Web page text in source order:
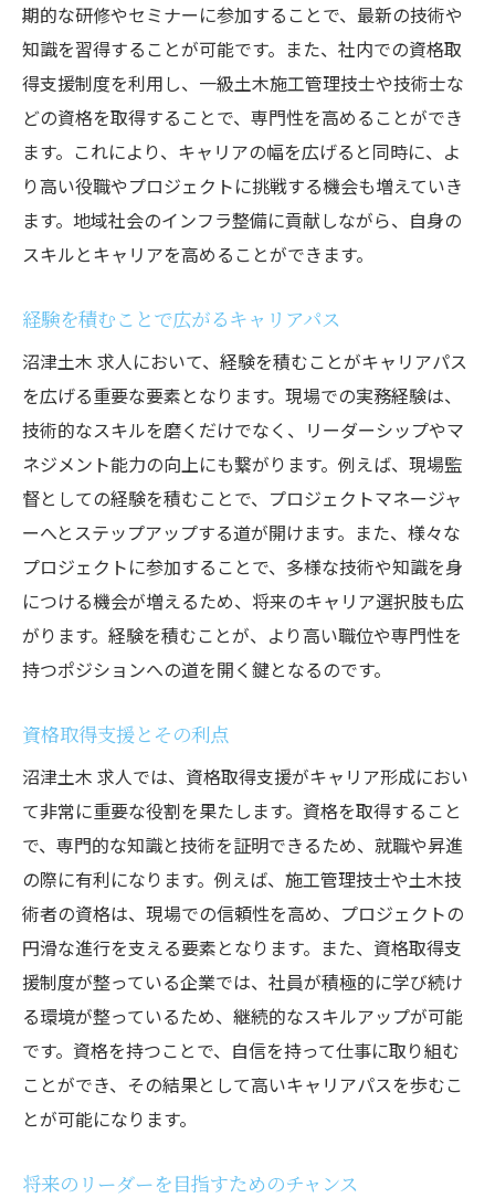
期的な研修やセミナーに参加することで、最新の技術や
知識を習得することが可能です。また、社内での資格取
得支援制度を利用し、一級土木施工管理技士や技術士な
どの資格を取得することで、専門性を高めることができ
ます。これにより、キャリアの幅を広げると同時に、よ
り高い役職やプロジェクトに挑戦する機会も増えていき
ます。地域社会のインフラ整備に貢献しながら、自身の
スキルとキャリアを高めることができます。
経験を積むことで広がるキャリアパス
沼津土木 求人において、経験を積むことがキャリアパス
を広げる重要な要素となります。現場での実務経験は、
技術的なスキルを磨くだけでなく、リーダーシップやマ
ネジメント能力の向上にも繋がります。例えば、現場監
督としての経験を積むことで、プロジェクトマネージャ
ーへとステップアップする道が開けます。また、様々な
プロジェクトに参加することで、多様な技術や知識を身
につける機会が増えるため、将来のキャリア選択肢も広
がります。経験を積むことが、より高い職位や専門性を
持つポジションへの道を開く鍵となるのです。
資格取得支援とその利点
沼津土木 求人では、資格取得支援がキャリア形成におい
て非常に重要な役割を果たします。資格を取得すること
で、専門的な知識と技術を証明できるため、就職や昇進
の際に有利になります。例えば、施工管理技士や土木技
術者の資格は、現場での信頼性を高め、プロジェクトの
円滑な進行を支える要素となります。また、資格取得支
援制度が整っている企業では、社員が積極的に学び続け
る環境が整っているため、継続的なスキルアップが可能
です。資格を持つことで、自信を持って仕事に取り組む
ことができ、その結果として高いキャリアパスを歩むこ
とが可能になります。
将来のリーダーを目指すためのチャンス